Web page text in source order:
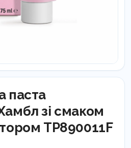
паста
зі смаком
TP890011F